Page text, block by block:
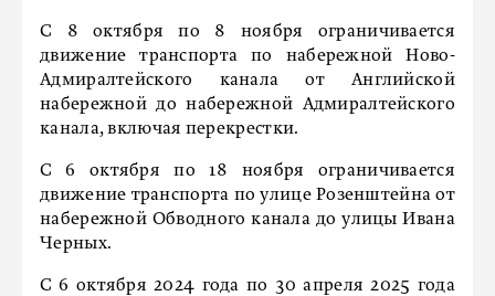
С 8 октября по 8 ноября ограничивается
движение транспорта по набережной Ново-
Адмиралтейского канала от Английской
набережной до набережной Адмиралтейского
канала, включая перекрестки.
С 6 октября по 18 ноября ограничивается
движение транспорта по улице Розенштейна от
набережной Обводного канала до улицы Ивана
Черных.
С 6 октября 2024 года по 30 апреля 2025 года